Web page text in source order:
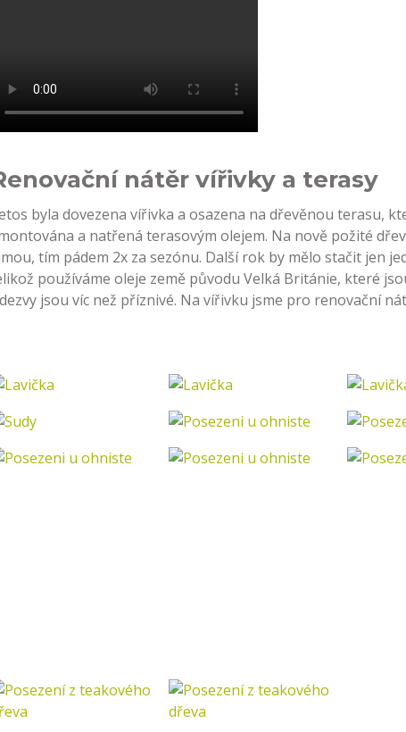
nátěr vířivky a terasy
byla dovezena vířivka a osazena na dřevěnou terasu,
a natřená terasovým olejem. Na nově požité
tím pádem 2x za sezónu. Další rok by mělo stačit jen
používáme oleje země původu Velká Británie, které
jsou víc než příznivé. Na vířivku jsme pro renovační